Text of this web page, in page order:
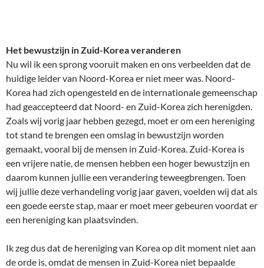
Het bewustzijn in Zuid-Korea veranderen
Nu wil ik een sprong vooruit maken en ons verbeelden dat de
huidige leider van Noord-Korea er niet meer was. Noord-
Korea had zich opengesteld en de internationale gemeenschap
had geaccepteerd dat Noord- en Zuid-Korea zich herenigden.
Zoals wij vorig jaar hebben gezegd, moet er om een hereniging
tot stand te brengen een omslag in bewustzijn worden
gemaakt, vooral bij de mensen in Zuid-Korea. Zuid-Korea is
een vrijere natie, de mensen hebben een hoger bewustzijn en
daarom kunnen jullie een verandering teweegbrengen. Toen
wij jullie deze verhandeling vorig jaar gaven, voelden wij dat als
een goede eerste stap, maar er moet meer gebeuren voordat er
een hereniging kan plaatsvinden.
Ik zeg dus dat de hereniging van Korea op dit moment niet aan
de orde is, omdat de mensen in Zuid-Korea niet bepaalde